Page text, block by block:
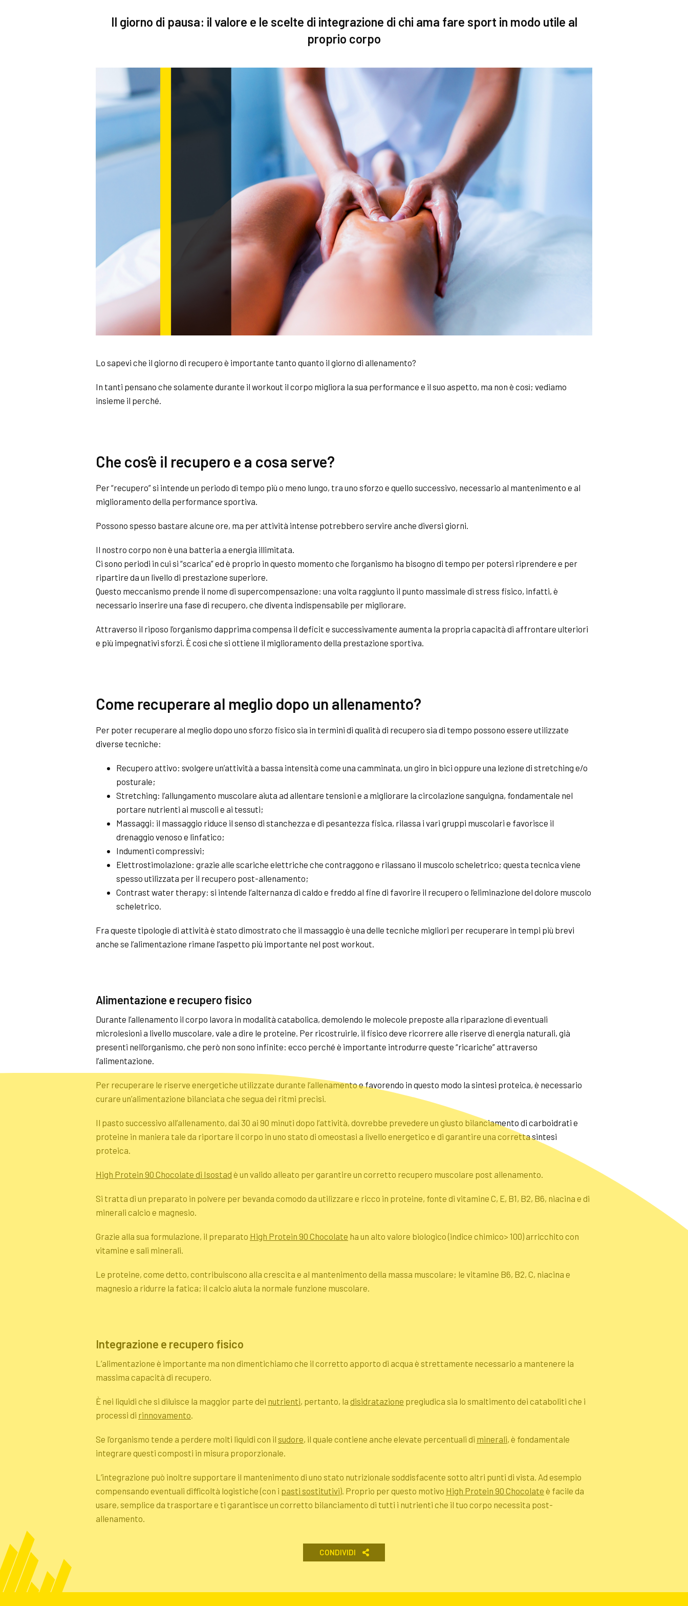
Il giorno di pausa: il valore e le scelte di integrazione di chi ama fare sport in modo utile al
proprio corpo
Lo sapevi che il giorno di recupero è importante tanto quanto il giorno di allenamento?
In tanti pensano che solamente durante il workout il corpo migliora la sua performance e il suo aspetto, ma non è così; vediamo
insieme il perché.
Che cos’è il recupero e a cosa serve?
Per “recupero” si intende un periodo di tempo più o meno lungo, tra uno sforzo e quello successivo, necessario al mantenimento e al
miglioramento della performance sportiva.
Possono spesso bastare alcune ore, ma per attività intense potrebbero servire anche diversi giorni.
Il nostro corpo non è una batteria a energia illimitata.
Ci sono periodi in cui si “scarica” ed è proprio in questo momento che l’organismo ha bisogno di tempo per potersi riprendere e per
ripartire da un livello di prestazione superiore.
Questo meccanismo prende il nome di supercompensazione: una volta raggiunto il punto massimale di stress fisico, infatti, è
necessario inserire una fase di recupero, che diventa indispensabile per migliorare.
Attraverso il riposo l’organismo dapprima compensa il deficit e successivamente aumenta la propria capacità di affrontare ulteriori
e più impegnativi sforzi. È così che si ottiene il miglioramento della prestazione sportiva.
Come recuperare al meglio dopo un allenamento?
Per poter recuperare al meglio dopo uno sforzo fisico sia in termini di qualità di recupero sia di tempo possono essere utilizzate
diverse tecniche:
Recupero attivo: svolgere un’attività a bassa intensità come una camminata, un giro in bici oppure una lezione di stretching e/o
posturale;
Stretching: l’allungamento muscolare aiuta ad allentare tensioni e a migliorare la circolazione sanguigna, fondamentale nel
portare nutrienti ai muscoli e ai tessuti;
Massaggi: il massaggio riduce il senso di stanchezza e di pesantezza fisica, rilassa i vari gruppi muscolari e favorisce il
drenaggio venoso e linfatico;
Indumenti compressivi;
Elettrostimolazione: grazie alle scariche elettriche che contraggono e rilassano il muscolo scheletrico; questa tecnica viene
spesso utilizzata per il recupero post-allenamento;
Contrast water therapy: si intende l’alternanza di caldo e freddo al fine di favorire il recupero o l’eliminazione del dolore muscolo
scheletrico.
Fra queste tipologie di attività è stato dimostrato che il massaggio è una delle tecniche migliori per recuperare in tempi più brevi
anche se l’alimentazione rimane l’aspetto più importante nel post workout.
Alimentazione e recupero fisico
Durante l’allenamento il corpo lavora in modalità catabolica, demolendo le molecole preposte alla riparazione di eventuali
microlesioni a livello muscolare, vale a dire le proteine. Per ricostruirle, il fisico deve ricorrere alle riserve di energia naturali, già
presenti nell’organismo, che però non sono infinite: ecco perché è importante introdurre queste “ricariche” attraverso
l’alimentazione.
Per recuperare le riserve energetiche utilizzate durante l’allenamento e favorendo in questo modo la sintesi proteica, è necessario
curare un’alimentazione bilanciata che segua dei ritmi precisi.
Il pasto successivo all’allenamento, dai 30 ai 90 minuti dopo l’attività, dovrebbe prevedere un giusto bilanciamento di carboidrati e
proteine in maniera tale da riportare il corpo in uno stato di omeostasi a livello energetico e di garantire una corretta sintesi
proteica.
High Protein 90 Chocolate di Isostad è un valido alleato per garantire un corretto recupero muscolare post allenamento.
Si tratta di un preparato in polvere per bevanda comodo da utilizzare e ricco in proteine, fonte di vitamine C, E, B1, B2, B6, niacina e di
minerali calcio e magnesio.
Grazie alla sua formulazione, il preparato High Protein 90 Chocolate ha un alto valore biologico (indice chimico> 100) arricchito con
vitamine e sali minerali.
Le proteine, come detto, contribuiscono alla crescita e al mantenimento della massa muscolare; le vitamine B6, B2, C, niacina e
magnesio a ridurre la fatica; il calcio aiuta la normale funzione muscolare.
Integrazione e recupero fisico
L’alimentazione è importante ma non dimentichiamo che il corretto apporto di acqua è strettamente necessario a mantenere la
massima capacità di recupero.
È nei liquidi che si diluisce la maggior parte dei nutrienti, pertanto, la disidratazione pregiudica sia lo smaltimento dei cataboliti che i
processi di rinnovamento.
Se l’organismo tende a perdere molti liquidi con il sudore, il quale contiene anche elevate percentuali di minerali, è fondamentale
integrare questi composti in misura proporzionale.
L’integrazione può inoltre supportare il mantenimento di uno stato nutrizionale soddisfacente sotto altri punti di vista. Ad esempio
compensando eventuali difficoltà logistiche (con i pasti sostitutivi). Proprio per questo motivo High Protein 90 Chocolate è facile da
usare, semplice da trasportare e ti garantisce un corretto bilanciamento di tutti i nutrienti che il tuo corpo necessita post-
allenamento.
CONDIVIDI